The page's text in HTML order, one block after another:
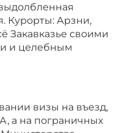
Курорты: Арзни,
Закавказье своими
и целебным
визы на въезд,
а на пограничных